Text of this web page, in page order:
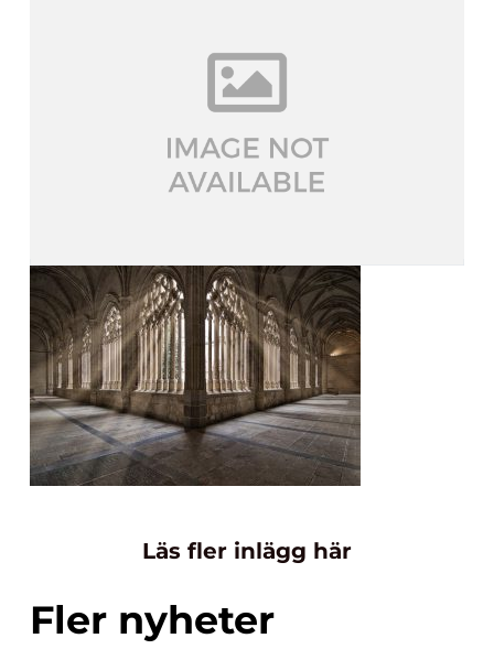
Läs fler inlägg här
Fler nyheter